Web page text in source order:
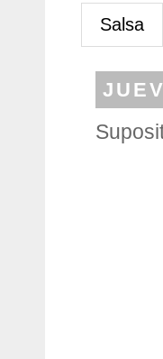
Salsa